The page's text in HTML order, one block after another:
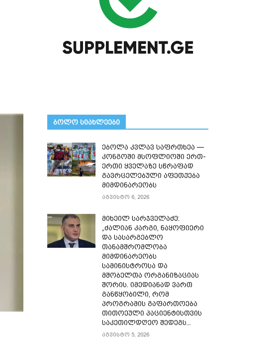
ᲑᲝᲚᲝ ᲡᲘᲐᲮᲚᲔᲔᲑᲘ
ებოლა კვლავ საფრთხეა —
კონგოში მსოფლიოში ერთ-
ერთი ყველაზე სწრაფად
გავრცელებული აფეთქება
მიმდინარეობს
აგვისტო 6, 2026
მიხეილ სარჯველაძე:
„ძალიან კარგი, ნაყოფიერი
და სასარგებლო
თანამშრომლობა
მიმდინარეობს
სამინისტროსა და
მშობელთა ორგანიზაციას
შორის. იმედიანად ვართ
განწყობილი, რომ
პროგრამის გაფართოება
თითოეული პაციენტისთვის
საკეთილდღეო შედეგს...
აგვისტო 5, 2026